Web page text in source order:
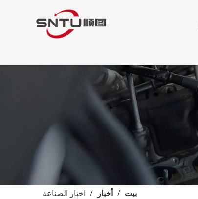
بيت / أخبار / اخبار الصناعة